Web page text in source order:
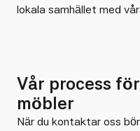
lokala samhället med
Vår process
möbler
När du kontaktar oss